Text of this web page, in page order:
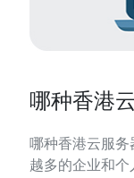
哪种香港
哪种香港云服务器好一点？ 随着
越多的企业和